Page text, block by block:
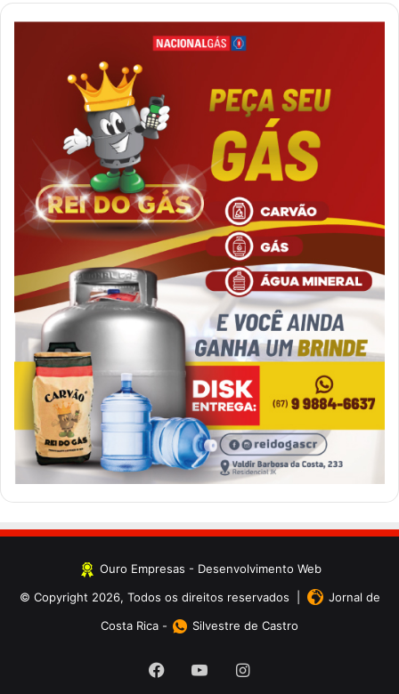
Ouro Empresas - Desenvolvimento Web
© Copyright 2026, Todos os direitos reservados |
Jornal de
Costa Rica - Silvestre de Castro
Facebook
YouTubeInstagram